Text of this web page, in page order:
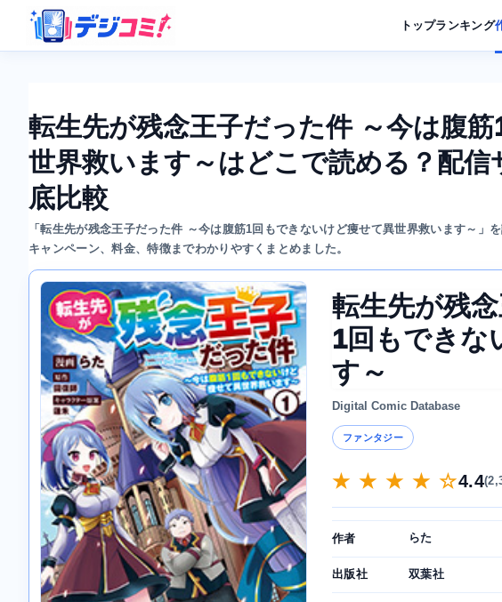
トップランキング
転生先が残念王子だった件 ～今は腹
世界救います～はどこで読める？配
底比較
「転生先が残念王子だった件 ～今は腹筋1回もできないけど痩せて異世界救います～
キャンペーン、料金、特徴までわかりやすくまとめました。
転生先が残
1回もできな
す～
Digital Comic Database
ファンタジー
★ ★ ★ ★ ☆4.4
作者 らた
出版社 双葉社